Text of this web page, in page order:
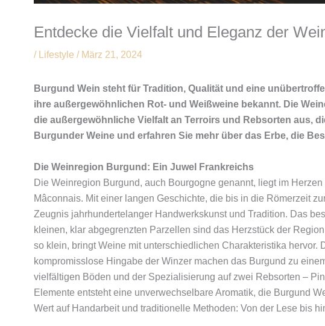
Entdecke die Vielfalt und Eleganz der
/ Lifestyle / März 21, 2024
Burgund Wein steht für Tradition, Qualität und eine
ihre außergewöhnlichen Rot- und Weißweine bekannt. Die
die außergewöhnliche Vielfalt an Terroirs und Rebsorten aus,
Burgunder Weine und erfahren Sie mehr über das Erbe, die
Die Weinregion Burgund: Ein Juwel Frankreichs
Die Weinregion Burgund, auch Bourgogne genannt, liegt im
Mâconnais. Mit einer langen Geschichte, die bis in die Römerzeit
Zeugnis jahrhundertelanger Handwerkskunst und Tradition. Das
kleinen, klar abgegrenzten Parzellen sind das Herzstück der
so klein, bringt Weine mit unterschiedlichen Charakteristika
kompromisslose Hingabe der Winzer machen das Burgund zu
vielfältigen Böden und der Spezialisierung auf zwei Rebsorten –
Elemente entsteht eine unverwechselbare Aromatik, die Burgund
Wert auf Handarbeit und traditionelle Methoden: Von der Lese bis